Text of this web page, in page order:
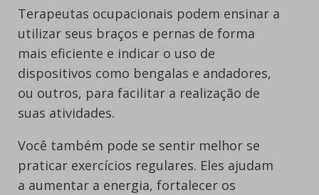
Terapeutas ocupacionais podem ensinar a
utilizar seus braços e pernas de forma
mais eficiente e indicar o uso de
dispositivos como bengalas e andadores,
ou outros, para facilitar a realização de
suas atividades.
Você também pode se sentir melhor se
praticar exercícios regulares. Eles ajudam
a aumentar a energia, fortalecer os